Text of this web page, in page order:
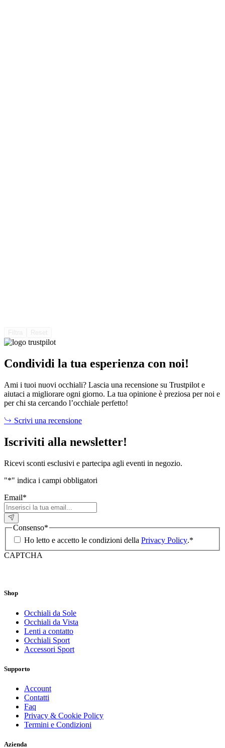
Condividi la tua esperienza con noi!
Ami i tuoi nuovi occhiali? Lascia una recensione su Trustpilot e
aiutaci a migliorare ogni giorno. La tua opinione è preziosa per noi e
per chi sta cercando l’occhiale perfetto!
Scrivi una recensione
Iscriviti alla newsletter!
Ricevi sconti esclusivi e partecipa agli eventi in negozio.
"*" indica i campi obbligatori
Email*
Consenso*
Ho letto e accetto le condizioni della Privacy Policy.*
CAPTCHA
Shop
Occhiali da Sole
Occhiali da Vista
Lenti a contatto
Occhiali Sport
Accessori Sport
Supporto
Account
Contatti
Faq
Privacy & Cookie Policy
Termini e Condizioni
Azienda